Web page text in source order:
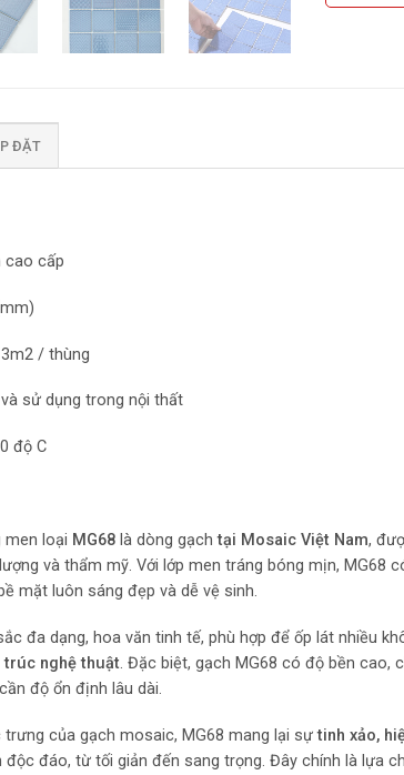
ĐẶT
cao cấp
/ thùng
sử dụng trong nội thất
độ C
men loại MG68 là dòng gạch tại Mosaic Việt Nam,
và thẩm mỹ. Với lớp men tráng bóng mịn, MG68
mặt luôn sáng đẹp và dễ vệ sinh.
đa dạng, hoa văn tinh tế, phù hợp để ốp lát nhiều
trúc nghệ thuật. Đặc biệt, gạch MG68 có độ bền cao,
độ ổn định lâu dài.
trưng của gạch mosaic, MG68 mang lại sựtinh xảo,
độc đáo, từ tối giản đến sang trọng. Đây chính là lựa